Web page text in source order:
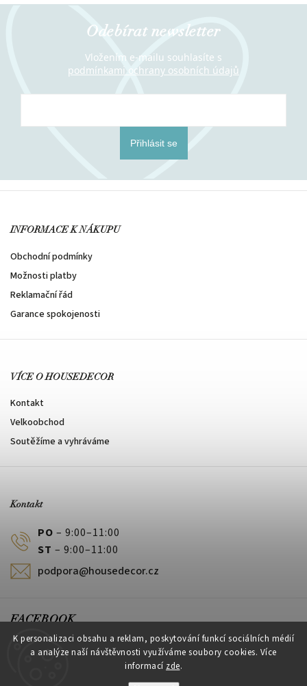
K personalizaci obsahu a reklam, poskytování funkcí sociálních médií
a analýze naší návštěvnosti využíváme soubory cookies. Více
informací zde.
Odebírat newsletter
Vložením e-mailu souhlasíte s
podmínkami ochrany osobních údajů
Přihlásit se
INFORMACE K NÁKUPU
Obchodní podmínky
Možnosti platby
Reklamační řád
Garance spokojenosti
VÍCE O HOUSEDECOR
Kontakt
Velkoobchod
Soutěžíme a vyhráváme
Kontakt
PO – 9:00–11:00
ST – 9:00–11:00
podpora@housedecor.cz
FACEBOOK